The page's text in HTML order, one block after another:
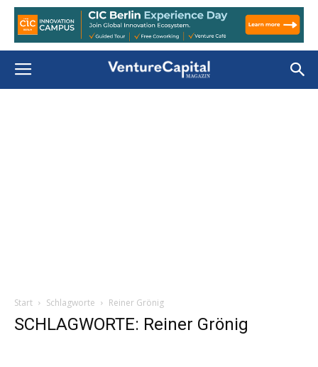
Start Schlagworte Reiner Grönig
SCHLAGWORTE: Reiner Grönig